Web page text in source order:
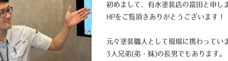
初めまして、有水塗装店の富田と申し
HPをご覧頂きありがとうございます！
元々塗装職人として現場に携わってい
3人兄弟(弟・妹)の長男でもあります。